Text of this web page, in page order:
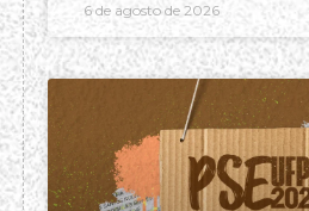
6 de agosto de 2026